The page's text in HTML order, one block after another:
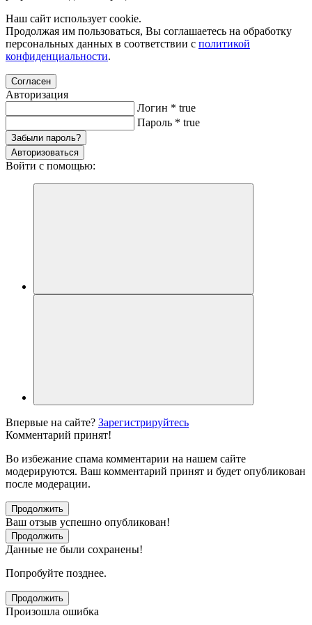
Наш сайт использует cookie.
Продолжая им пользоваться, Вы соглашаетесь на обработку
персональных данных в соответствии с политикой
конфиденциальности.
Согласен
Авторизация
Логин * true
Пароль * true
Забыли пароль?
Авторизоваться
Войти с помощью:
Впервые на сайте? Зарегистрируйтесь
Комментарий принят!
Во избежание спама комментарии на нашем сайте
модерируются. Ваш комментарий принят и будет опубликован
после модерации.
Продолжить
Ваш отзыв успешно опубликован!
Продолжить
Данные не были сохранены!
Попробуйте позднее.
Продолжить
Произошла ошибка